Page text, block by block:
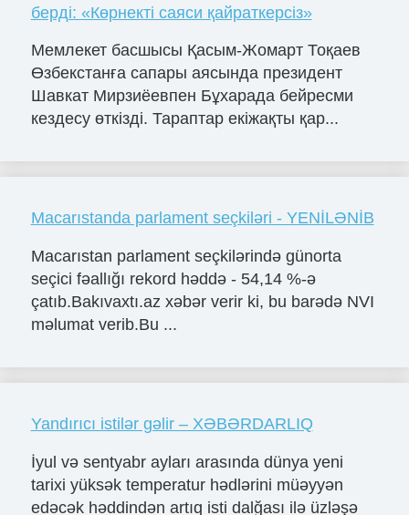
берді: «Көрнекті саяси қайраткерсіз»
Мемлекет басшысы Қасым-Жомарт Тоқаев
Өзбекстанға сапары аясында президент
Шавкат Мирзиёевпен Бұхарада бейресми
кездесу өткізді. Тараптар екіжақты қар...
Macarıstanda parlament seçkiləri - YENİLƏNİB
Macarıstan parlament seçkilərində günorta
seçici fəallığı rekord həddə - 54,14 %-ə
çatıb.Bakıvaxtı.az xəbər verir ki, bu barədə NVI
məlumat verib.Bu ...
Yandırıcı istilər gəlir – XƏBƏRDARLIQ
İyul və sentyabr ayları arasında dünya yeni
tarixi yüksək temperatur hədlərini müəyyən
edəcək həddindən artıq isti dalğası ilə üzləşə